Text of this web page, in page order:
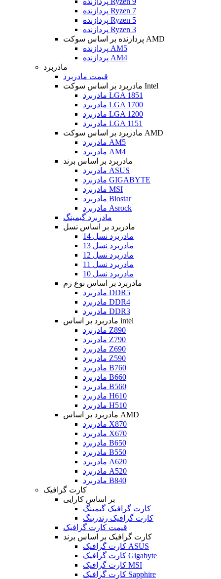
پردازنده Ryzen 7
پردازنده Ryzen 5
پردازنده Ryzen 3
پردازنده بر اساس سوکت AMD
پردازنده AM5
پردازنده AM4
مادربرد
قیمت مادربرد
مادربرد بر اساس سوکت Intel
مادربرد LGA 1851
مادربرد LGA 1700
مادربرد LGA 1200
مادربرد LGA 1151
مادربرد بر اساس سوکت AMD
مادربرد AM5
مادربرد AM4
مادربرد بر اساس برند
مادربرد ASUS
مادربرد GIGABYTE
مادربرد MSI
مادربرد Biostar
مادربرد Asrock
مادربرد گیمینگ
مادربرد بر اساس نسل
مادربرد نسل 14
مادربرد نسل 13
مادربرد نسل 12
مادربرد نسل 11
مادربرد نسل 10
مادربرد بر اساس نوع رم
مادربرد DDR5
مادربرد DDR4
مادربرد DDR3
مادربرد بر اساس intel
مادربرد Z890
مادربرد Z790
مادربرد Z690
مادربرد Z590
مادربرد B760
مادربرد B660
مادربرد B560
مادربرد H610
مادربرد H510
مادربرد بر اساس AMD
مادربرد X870
مادربرد X670
مادربرد B650
مادربرد B550
مادربرد A620
مادربرد A520
مادربرد B840
کارت گرافیک
بر اساس کارایی
کارت گرافیک گیمینگ
کارت گرافیک رندرینگ
قیمت کارت گرافیک
کارت گرافیک بر اساس برند
کارت گرافیک ASUS
کارت گرافیک Gigabyte
کارت گرافیک MSI
کارت گرافیک Sapphire